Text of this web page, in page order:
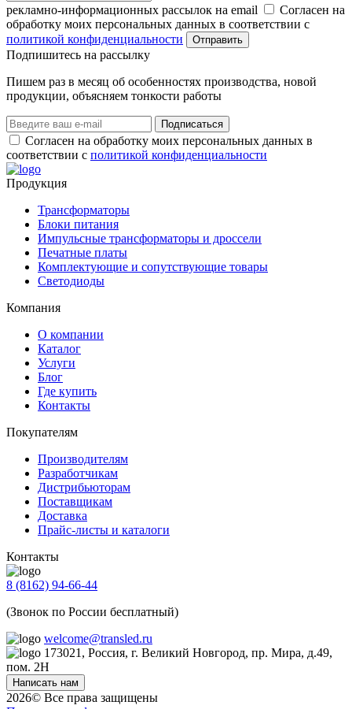
рекламно-информационных рассылок на email
Согласен на
обработку моих персональных данных в соответствии с
политикой конфиденциальности
Отправить
Подпишитеcь на рассылку
Пишем раз в месяц об особенностях производства, новой
продукции, объясняем тонкости работы
Подписаться
Согласен на обработку моих персональных данных в
соответствии с политикой конфиденциальности
Продукция
Трансформаторы
Блоки питания
Импульсные трансформаторы и дроссели
Печатные платы
Комплектующие и сопутствующие товары
Светодиоды
Компания
О компании
Каталог
Услуги
Блог
Где купить
Контакты
Покупателям
Производителям
Разработчикам
Дистрибьюторам
Поставщикам
Доставка
Прайс-листы и каталоги
Контакты
8 (8162) 94-66-44
(Звонок по России бесплатный)
welcome@transled.ru
173021, Россия, г. Великий Новгород, пр. Мира, д.49,
пом. 2Н
Написать нам
2026© Все права защищены